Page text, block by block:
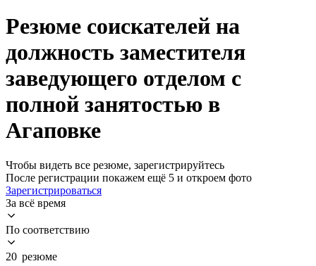
Резюме соискателей на
должность заместителя
заведующего отделом с
полной занятостью в
Агаповке
Чтобы видеть все резюме, зарегистрируйтесь
После регистрации покажем ещё 5 и откроем фото
Зарегистрироваться
За всё время
По соответствию
20 резюме